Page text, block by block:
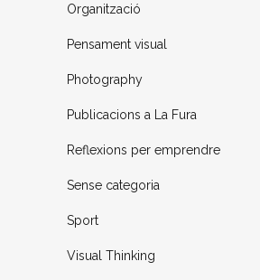
Organització
Pensament visual
Photography
Publicacions a La Fura
Reflexions per emprendre
Sense categoria
Sport
Visual Thinking